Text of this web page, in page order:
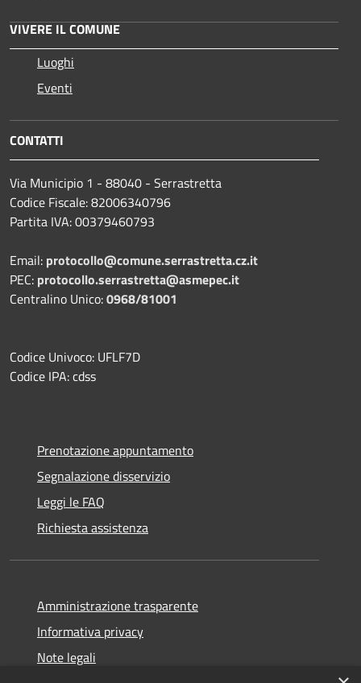
VIVERE IL COMUNE
Luoghi
Eventi
CONTATTI
Via Municipio 1 - 88040 - Serrastretta
Codice Fiscale: 82006340796
Partita IVA: 00379460793
Email: protocollo@comune.serrastretta.cz.it
PEC: protocollo.serrastretta@asmepec.it
Centralino Unico:0968/81001
Codice Univoco: UFLF7D
Codice IPA: cdss
Prenotazione appuntamento
Segnalazione disservizio
Leggi le FAQ
Richiesta assistenza
Amministrazione trasparente
Informativa privacy
Note legali